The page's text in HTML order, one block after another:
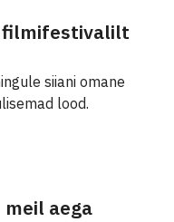
filmifestivalilt
siiani omane
lood.
aega